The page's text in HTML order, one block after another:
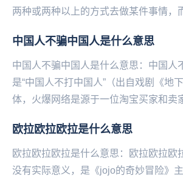
两种或两种以上的方式去做某件事情，
中国人不骗中国人是什么意思
中国人不骗中国人是什么意思：中国人
是“中国人不打中国人”（出自戏剧《地
体，火爆网络是源于一位淘宝买家和卖
欧拉欧拉欧拉是什么意思
欧拉欧拉欧拉是什么意思：欧拉欧拉欧
没有实际意义，是《jojo的奇妙冒险》